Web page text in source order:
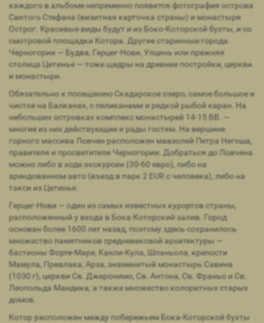
каждого в альбоме непременно появится фотография острова
Святого Стефана (визитная карточка страны) и монастыря
Острог. Красивые виды будут и из Боко-Которской бухты, и со
смотровой площадки Котора. Другие старинные города
Черногории — Будва, Герцег-Нови, Улцинь или прежняя
столица Цетинье — тоже щедры на древние постройки, церкви
и монастыри.
Обязательно к посещению Скадарское озеро, самое большое и
чистое на Балканах, с пеликанами и редкой рыбой каран. На
небольших островках комплекс монастырей 14-15 ВВ. —
многие из них действующие и рады гостям. На вершине
горного массива Ловчен расположен мавзолей Петра Негоша,
правителя и просветителя Черногории. Добраться до Ловчена
можно либо в ходе экскурсии (30-60 евро), либо на
арендованном авто (въезд в парк 2 EUR с человека), либо на
такси из Цетинье.
Герцег-Нови — один из самых известных курортов страны,
расположенный у входа в Бока-Которский залив. Город
основан более 1600 лет назад, поэтому здесь сохранилось
множество памятников средневековой архитектуры —
бастионы Форте-Маре, Канли-Кула, Шпаньола, крепости
Мамула, Превлака, Арза, знаменитый монастырь Савина
(1030 г), церкви Св. Джеронимо, Св. Антона, Св. Франьо и Св.
Леопольда Мандика, а также множество колоритных старых
домов.
Котор расположен между побережьем Бока-Которской бухты